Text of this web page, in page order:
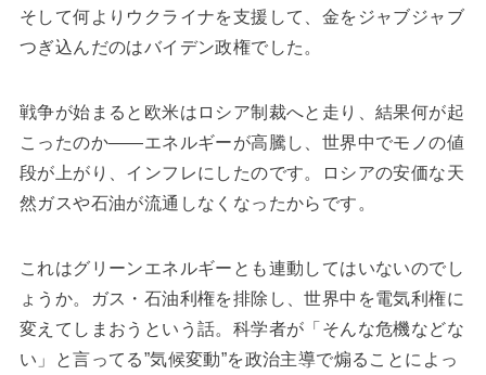
そして何よりウクライナを支援して、金をジャブジャブ
つぎ込んだのはバイデン政権でした。
戦争が始まると欧米はロシア制裁へと走り、結果何が起
こったのか――エネルギーが高騰し、世界中でモノの値
段が上がり、インフレにしたのです。ロシアの安価な天
然ガスや石油が流通しなくなったからです。
これはグリーンエネルギーとも連動してはいないのでし
ょうか。ガス・石油利権を排除し、世界中を電気利権に
変えてしまおうという話。科学者が「そんな危機などな
い」と言ってる”気候変動”を政治主導で煽ることによっ